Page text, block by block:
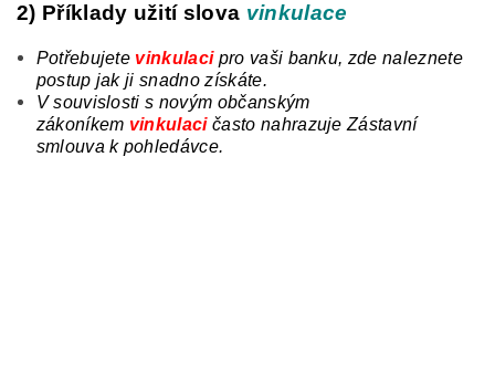
2) Příklady užití slova vinkulace
Potřebujete vinkulacipro vaši banku, zde naleznete
postup jak ji snadno získáte.
V souvislosti s novým občanským
zákoníkem vinkulacičasto nahrazuje Zástavní
smlouva k pohledávce.